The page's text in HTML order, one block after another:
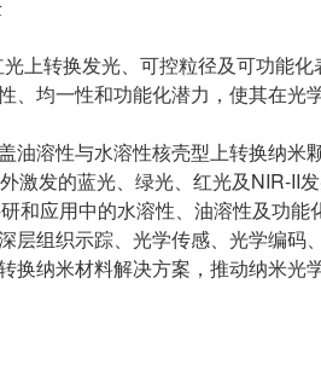
上转换发光、可控粒径及可功能
均一性和功能化潜力，使其在光
溶性与水溶性核壳型上转换纳米
外激发的蓝光、绿光、红光及NIR-II
和应用中的水溶性、油溶性及功能
组织示踪、光学传感、光学编码
纳米材料解决方案，推动纳米光